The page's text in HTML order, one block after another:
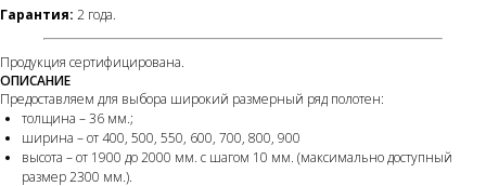
Гарантия: 2 года.
Продукция сертифицирована.
ОПИСАНИЕ
Предоставляем для выбора широкий размерный ряд полотен:
толщина – 36 мм.;
ширина – от 400, 500, 550, 600, 700, 800, 900
высота – от 1900 до 2000 мм. с шагом 10 мм. (максимально доступный
размер 2300 мм.).